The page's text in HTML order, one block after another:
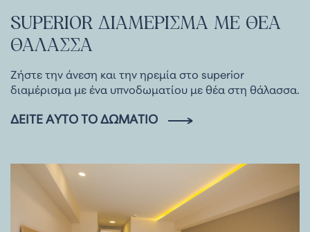
SUPERIOR ΔΙΑΜΕΡΙΣΜΑ ΜΕ ΘΕΑ
ΘΑΛΑΣΣΑ
Ζήστε την άνεση και την ηρεμία στο superior
διαμέρισμα με ένα υπνοδωματίου με θέα στη θάλασσα.
ΔΕΊΤΕ ΑΥΤΌ ΤΟ ΔΩΜΆΤΙΟ